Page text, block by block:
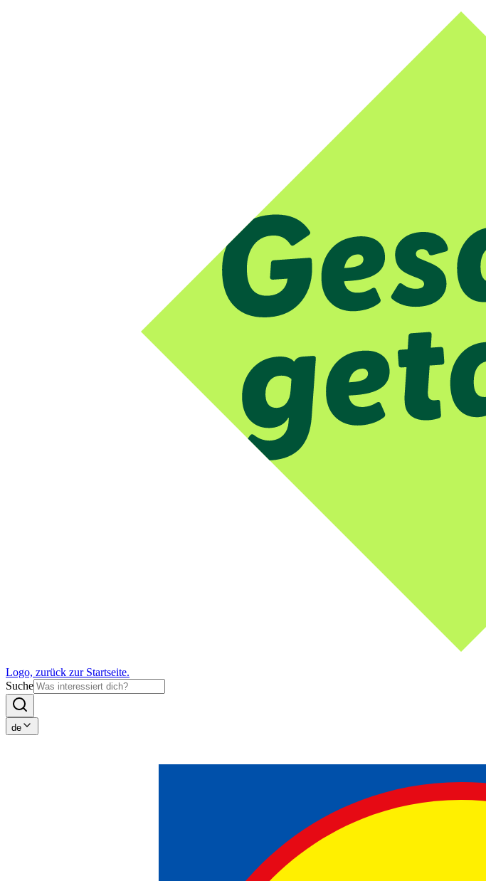
Logo, zurück zur Startseite.
Suche
de